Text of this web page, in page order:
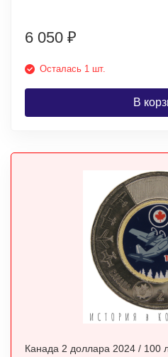
6 050 ₽
Осталась 1 шт.
В
Канада 2 доллара 2024 / 100